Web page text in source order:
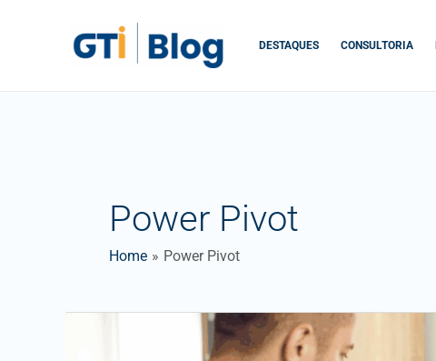
DESTAQUES CONSULTORIA
Power Pivot
Home Power Pivot